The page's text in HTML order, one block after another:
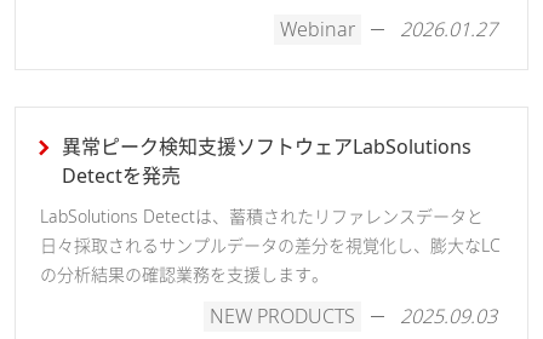
Webinar 2026.01.27
異常ピーク検知支援ソフトウェアLabSolutions
Detectを発売
LabSolutions Detectは、蓄積されたリファレンスデータと
日々採取されるサンプルデータの差分を視覚化し、膨大なLC
の分析結果の確認業務を支援します。
NEW PRODUCTS 2025.09.03